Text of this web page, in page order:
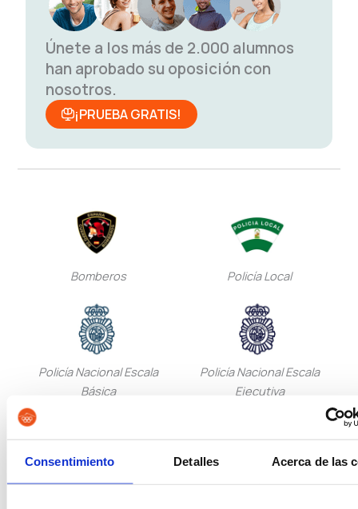
Consentimiento Detalles Acerca de las
Únete a los más de 2.000 alumnos
han aprobado su oposición con
nosotros.
¡PRUEBA GRATIS!
Bomberos Policía Local
Policía Nacional Escala
Básica
Policía Nacional Escala
Ejecutiva
Guardia Civil Tropa y Marinería